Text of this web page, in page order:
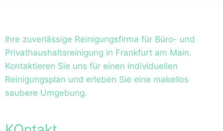
Ihre zuverlässige Reinigungsfirma für Büro- und
Privathaushaltsreinigung in Frankfurt am Main.
Kontaktieren Sie uns für einen individuellen
Reinigungsplan und erleben Sie eine makellos
saubere Umgebung.